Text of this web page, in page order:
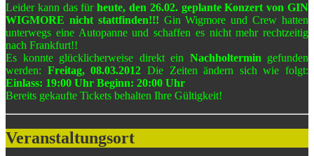
Leider kann das fürheute, den 26.02. geplante Konzert von GIN
WIGMORE nicht stattfinden!!! Gin Wigmore und Crew hatten
unterwegs eine Autopanne und schaffen es nicht mehr rechtzeitig
nach Frankfurt!!
Es konnte glücklicherweise direkt ein Nachholtermin gefunden
werden: Freitag, 08.03.2012 Die Zeiten ändern sich wie folgt:
Einlass: 19:00 Uhr Beginn: 20:00 Uhr
Bereits gekaufte Tickets behalten Ihre Gültigkeit!
Veranstaltungsort